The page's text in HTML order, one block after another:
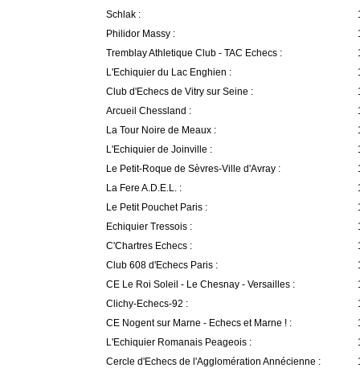
Schlak :
Philidor Massy :
Tremblay Athletique Club - TAC Echecs :
L'Echiquier du Lac Enghien :
Club d'Echecs de Vitry sur Seine :
Arcueil Chessland :
La Tour Noire de Meaux :
L'Echiquier de Joinville :
Le Petit-Roque de Sèvres-Ville d'Avray :
La Fere A.D.E.L. :
Le Petit Pouchet Paris :
Echiquier Tressois :
C'Chartres Echecs :
Club 608 d'Echecs Paris :
CE Le Roi Soleil - Le Chesnay - Versailles :
Clichy-Echecs-92 :
CE Nogent sur Marne - Echecs et Marne ! :
L'Echiquier Romanais Peageois :
Cercle d'Echecs de l'Agglomération Annécienne :